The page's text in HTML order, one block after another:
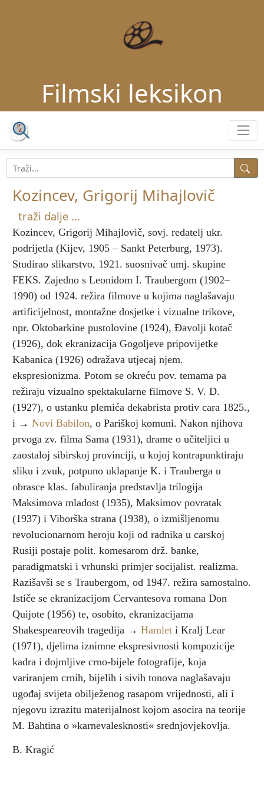
Filmski leksikon
Kozincev, Grigorij Mihajlovič
traži dalje ...
Kozincev, Grigorij Mihajlovič, sovj. redatelj ukr.
podrijetla (Kijev, 1905 – Sankt Peterburg, 1973).
Studirao slikarstvo, 1921. suosnivač umj. skupine
FEKS. Zajedno s Leonidom I. Traubergom (1902–
1990) od 1924. režira filmove u kojima naglašavaju
artificijelnost, montažne dosjetke i vizualne trikove,
npr. Oktobarkine pustolovine (1924), Đavolji kotač
(1926), dok ekranizacija Gogoljeve pripovijetke
Kabanica (1926) odražava utjecaj njem.
ekspresionizma. Potom se okreću pov. temama pa
režiraju vizualno spektakularne filmove S. V. D.
(1927), o ustanku plemića dekabrista protiv cara 1825.,
i → Novi Babilon, o Pariškoj komuni. Nakon njihova
prvoga zv. filma Sama (1931), drame o učiteljici u
zaostaloj sibirskoj provinciji, u kojoj kontrapunktiraju
sliku i zvuk, potpuno uklapanje K. i Trauberga u
obrasce klas. fabuliranja predstavlja trilogija
Maksimova mladost (1935), Maksimov povratak
(1937) i Viborška strana (1938), o izmišljenomu
revolucionarnom heroju koji od radnika u carskoj
Rusiji postaje polit. komesarom drž. banke,
paradigmatski i vrhunski primjer socijalist. realizma.
Razišavši se s Traubergom, od 1947. režira samostalno.
Ističe se ekranizacijom Cervantesova romana Don
Quijote (1956) te, osobito, ekranizacijama
Shakespeareovih tragedija → Hamlet i Kralj Lear
(1971), djelima iznimne ekspresivnosti kompozicije
kadra i dojmljive crno-bijele fotografije, koja
variranjem crnih, bijelih i sivih tonova naglašavaju
ugođaj svijeta obilježenog rasapom vrijednosti, ali i
njegovu izrazitu materijalnost kojom asocira na teorije
M. Bahtina o »karnevalesknosti« srednjovjekovlja.
B. Kragić